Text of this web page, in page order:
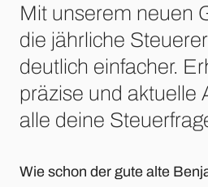
Mit unserem neuen
die jährliche
deutlich einfacher.
präzise und aktuelle
alle deine
Wie schon der gute alte